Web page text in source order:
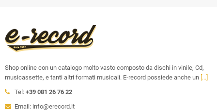
Shop online con un catalogo molto vasto composto da dischi in vinile, Cd,
musicassette, e tanti altri formati musicali. E-record possiede anche un [...]
Tel: +39 081 26 76 22
Email: info@erecord.it